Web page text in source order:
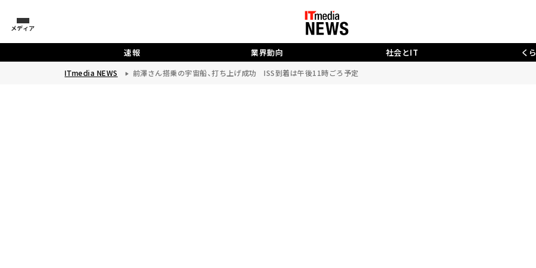
メディア
速報 業界動向 社会とIT く
ITmedia NEWS 前澤さん搭乗の宇宙船、打ち上げ成功 ISS到着は午後11時ごろ予定